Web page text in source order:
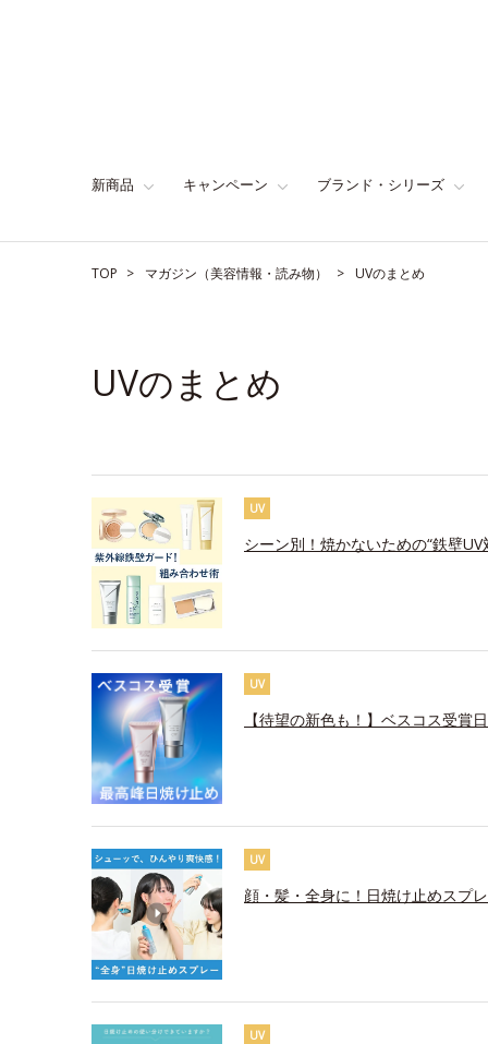
新商品 キャンペーン ブランド・シリーズ
TOP マガジン（美容情報・読み物） UVのまとめ
UVのまとめ
UV
シーン別！焼かないための“鉄壁
UV
【待望の新色も！】ベスコス受賞
UV
顔・髪・全身に！日焼け止めスプ
UV